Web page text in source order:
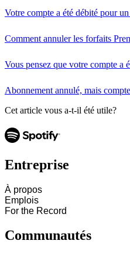
Votre compte a été débité pour
Comment annuler les forfaits
Vous pensez que votre compte a
Abonnement annulé, mais
Cet article vous a-t-il été utile?
Entreprise
À propos
Emplois
For the Record
Communautés